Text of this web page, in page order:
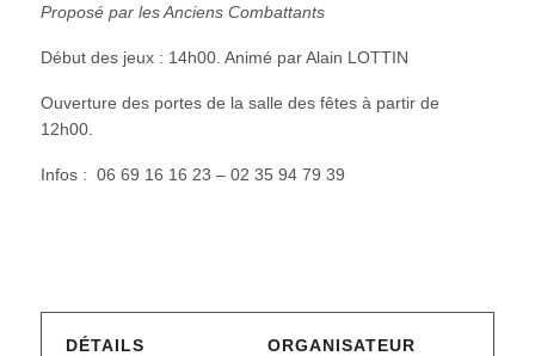
Proposé par les Anciens Combattants
Début des jeux : 14h00. Animé par Alain LOTTIN
Ouverture des portes de la salle des fêtes à partir de
12h00.
Infos : 06 69 16 16 23 – 02 35 94 79 39
DÉTAILS ORGANISATEUR